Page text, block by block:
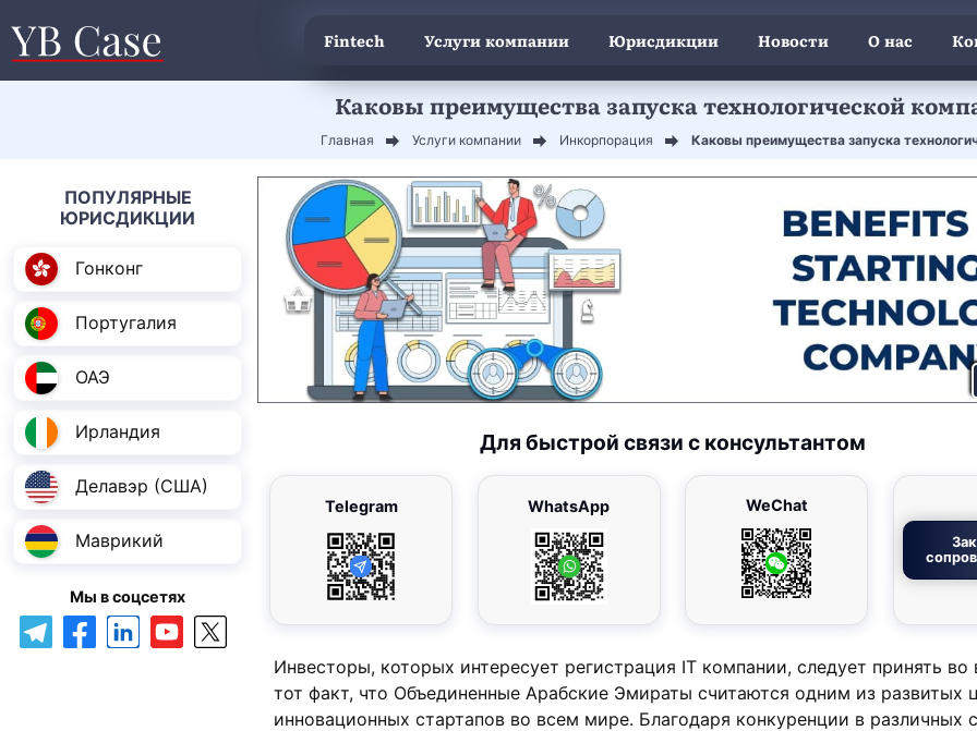
Fintech Услуги компании Юрисдикции Новости О нас
Каковы преимущества запуска технологической
Главная Услуги компании Инкорпорация Каковы преимущества запуска
ПОПУЛЯРНЫЕ
ЮРИСДИКЦИИ
Гонконг
Португалия
ОАЭ
Ирландия
Делавэр (США)
Маврикий
Мы в соцсетях
Для быстрой связи с консультантом
Telegram WhatsApp WeChat
Инвесторы, которых интересует регистрация IT компании, следует принять во
тот факт, что Объединенные Арабские Эмираты считаются одним из развитых
инновационных стартапов во всем мире. Благодаря конкуренции в различных